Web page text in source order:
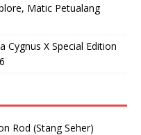
Matic Petualang
Cygnus X Special Edition
Rod (Stang Seher)